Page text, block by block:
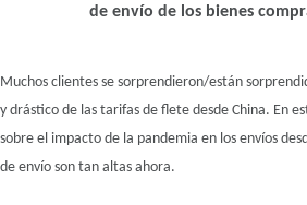
de envío de los bienes
Muchos clientes se sorprendieron/están
y drástico de las tarifas de flete desde China. En
sobre el impacto de la pandemia en los envíos
de envío son tan altas ahora.